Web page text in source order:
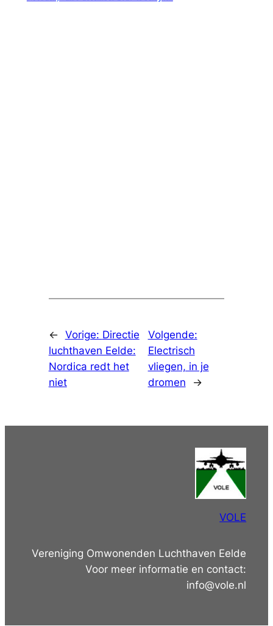
← Vorige: Directie
luchthaven Eelde:
Nordica redt het
niet
Volgende:
Electrisch
vliegen, in je
dromen
→
VOLE
Vereniging Omwonenden Luchthaven Eelde
Voor meer informatie en contact:
info@vole.nl